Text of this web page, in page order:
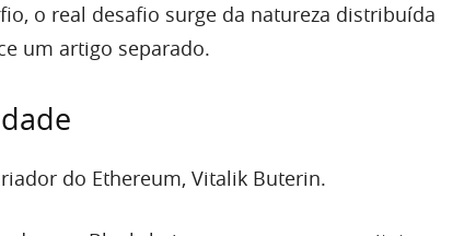
o real desafio surge da natureza distribuída
um artigo separado.
do Ethereum, Vitalik Buterin.